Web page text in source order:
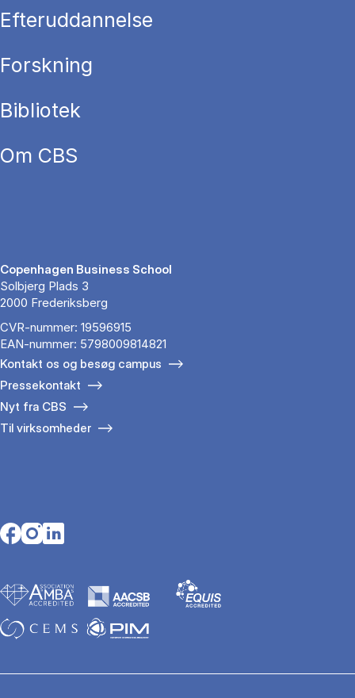
Efteruddannelse
Forskning
Bibliotek
Om CBS
Copenhagen Business School
Solbjerg Plads 3
2000 Frederiksberg
CVR-nummer: 19596915
EAN-nummer: 5798009814821
Kontakt os og besøg campus
Pressekontakt
Nyt fra CBS
Til virksomheder
Opens in a new tab
Opens in a new tab
Opens in a new tab